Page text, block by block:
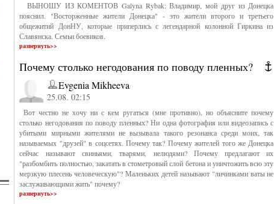
ВЫНОШУ ИЗ КОМЕНТОВ Galyna Rybak: Владимир, мой друг из Донецка
пояснил. "Восторженные жители Донецка" - это жители второго и третьего
общежитий ДонНУ, которые приперлись с легендарной колонной Гиркина из
Славянска. Семьи боевиков.
развернуть>>
Почему столько негодования по поводу пленных?
Evgenia Mikheeva
25.08. 02:15
Вот честно не хочу ни с кем ругаться (мне противно), но объясните почему
столько негодования по поводу пленных? Ни одна фотография или видеозапись с
убитыми мирными жителями не вызывала такого резонанса среди моих, так
называемых "друзей" в соцсетях. Почему так? Почему жителей того же Донецка
сейчас называют свиньями, тварями, нелюдями? Почему предлагают их
"разбомбить полностью, закатать в стометровый слой бетона и уничтожить всю эту
мерзкую плесень человеческую"? Маленьких детей называют "личинками ваты не
заслуживающими жить" почему?
развернуть>>